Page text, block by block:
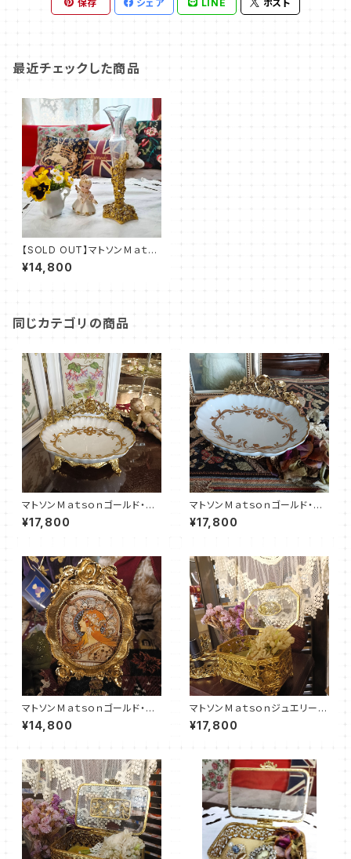
保存 シェア LINE ポスト
最近チェックした商品
【SOLD OUT】マトソンＭａｔｓ
ｏｎゴールド花瓶（MT0013）
¥14,800
同じカテゴリの商品
マトソンＭａｔｓｏｎゴールド・ソ
ープディッシュ（MT0025）
¥17,800
マトソンＭａｔｓｏｎゴールド・ソ
ープディッシュ（MT0022）
¥17,800
マトソンＭａｔｓｏｎゴールド・フ
ォトスタンド（MT0023）
¥14,800
マトソンＭａｔｓｏｎジュエリーボ
ックス（MT0024）
¥17,800